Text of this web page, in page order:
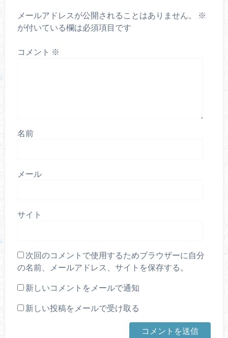
メールアドレスが公開されることはありません。
※
が付いている欄は必須項目です
コメント ※
名前
メール
サイト
次回のコメントで使用するためブラウザーに自分
の名前、メールアドレス、サイトを保存する。
新しいコメントをメールで通知
新しい投稿をメールで受け取る